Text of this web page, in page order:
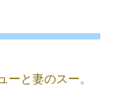
と妻のスー。